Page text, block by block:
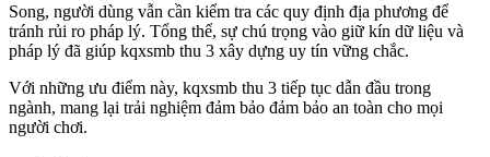
Song, người dùng vẫn cần kiểm tra các quy định địa phương để
tránh rủi ro pháp lý. Tổng thể, sự chú trọng vào giữ kín dữ liệu và
pháp lý đã giúp kqxsmb thu 3 xây dựng uy tín vững chắc.
Với những ưu điểm này, kqxsmb thu 3 tiếp tục dẫn đầu trong
ngành, mang lại trải nghiệm đảm bảo đảm bảo an toàn cho mọi
người chơi.